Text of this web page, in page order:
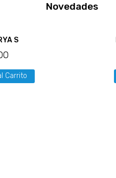
Novedades
S
Carrito